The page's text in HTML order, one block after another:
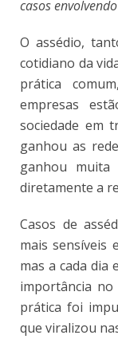
casos
O assédio,
cotidiano da
prática
empresas
sociedade em
ganhou as
ganhou
diretamente a
Casos de
mais sensíveis
mas a cada
importância no
prática foi
que viralizou